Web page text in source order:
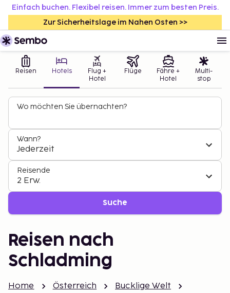
Einfach buchen. Flexibel reisen. Immer zum besten Preis.
Zur Sicherheitslage im Nahen Osten >>
Reisen Hotels
Flug +
Hotel
Flüge
Fähre +
Hotel
Multi-
stop
Wo möchten Sie übernachten?
Wann?
Jederzeit
Reisende
2 Erw.
Suche
Reisen nach
Schladming
Home Österreich
Bucklige Welt